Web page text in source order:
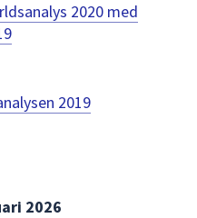
2020 med
2019
2026